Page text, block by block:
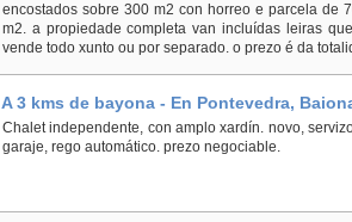
encostados sobre 300 m2 con horreo e parcela de
m2. a propiedade completa van incluídas leiras
vende todo xunto ou por separado. o prezo é da
A 3 kms de bayona - En Pontevedra,
Chalet independente, con amplo xardín. novo,
garaje, rego automático. prezo negociable.